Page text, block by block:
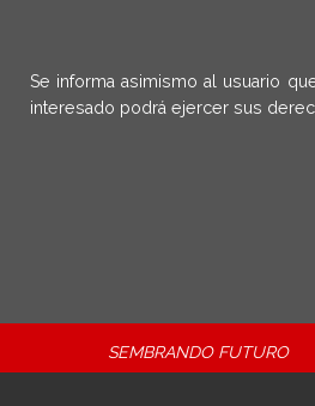
Se informa asimismo al usuario
interesado podrá ejercer sus
SEMBRANDO FUTURO